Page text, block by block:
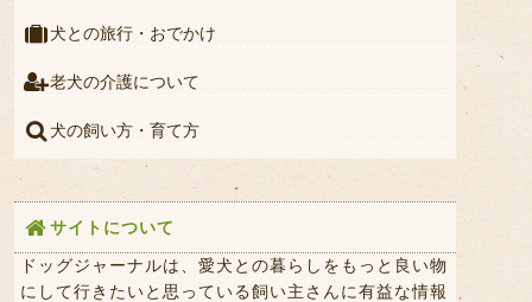
犬との旅行・おでかけ
老犬の介護について
犬の飼い方・育て方
サイトについて
ドッグジャーナルは、愛犬との暮らしをもっと良い物
にして行きたいと思っている飼い主さんに有益な情報